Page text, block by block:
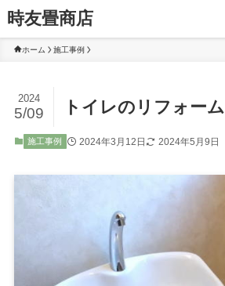
時友畳商店
ホーム 施工事例
トイレのリフォーム
2024
5/09
施工事例 2024年3月12日 2024年5月9日